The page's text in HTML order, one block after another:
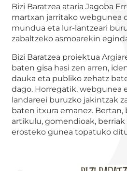
Bizi Baratzea ataria Jagoba
martxan jarritako webgunea
mundua eta lur-lantzeari
zabaltzeko asmoarekin
Bizi Baratzea proiektua
baten gisa hasi zen arren,
dauka eta publiko zehatz
dago. Horregatik, webgunea
landareei buruzko jakintzak
baten itxura emanez. Bertan,
artikulu, gomendioak,
erosteko gunea topatuko